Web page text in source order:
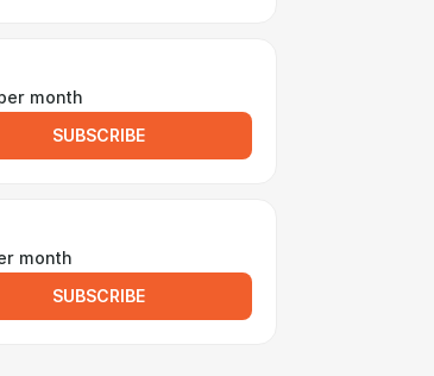
month
SUBSCRIBE
month
SUBSCRIBE